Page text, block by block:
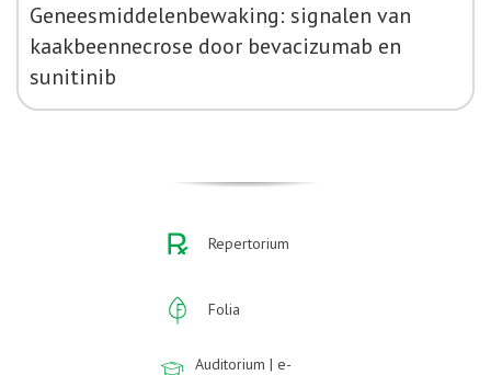
Geneesmiddelenbewaking: signalen van
kaakbeennecrose door bevacizumab en
sunitinib
Repertorium
Folia
Auditorium | e-